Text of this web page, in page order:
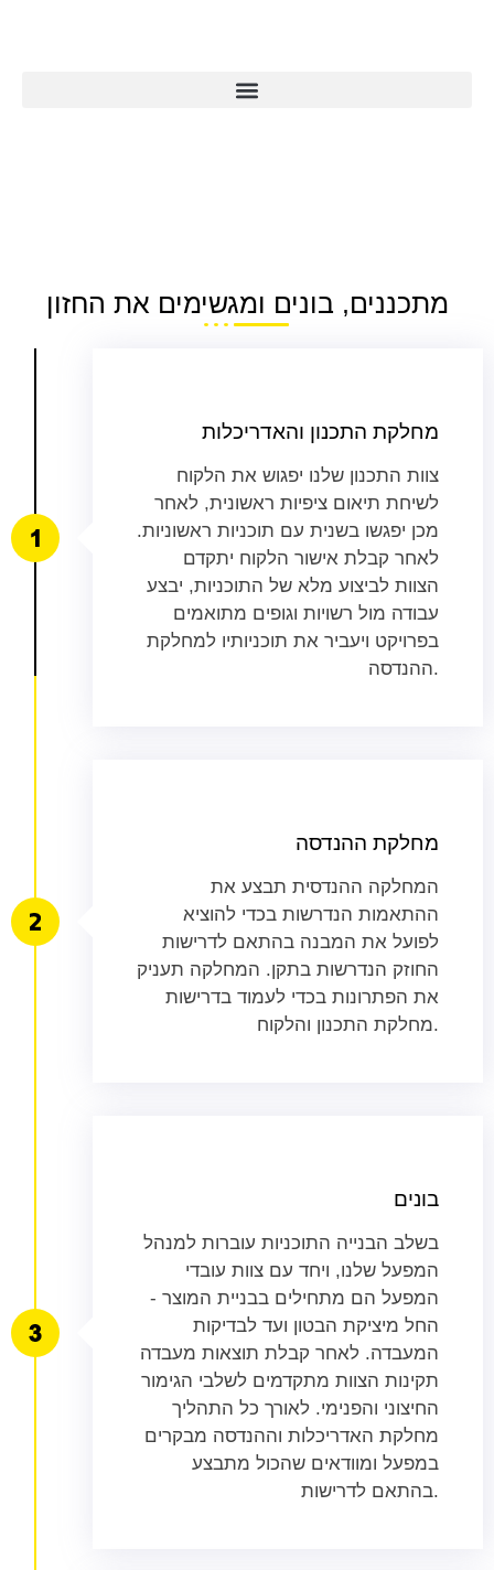
מתכננים, בונים ומגשימים את החזון
מחלקת התכנון והאדריכלות
צוות התכנון שלנו יפגוש את הלקוח
לשיחת תיאום ציפיות ראשונית, לאחר
מכן יפגשו בשנית עם תוכניות ראשוניות.
לאחר קבלת אישור הלקוח יתקדם
הצוות לביצוע מלא של התוכניות, יבצע
עבודה מול רשויות וגופים מתואמים
בפרויקט ויעביר את תוכניותיו למחלקת
ההנדסה.
מחלקת ההנדסה
המחלקה ההנדסית תבצע את
ההתאמות הנדרשות בכדי להוציא
לפועל את המבנה בהתאם לדרישות
החוזק הנדרשות בתקן. המחלקה תעניק
את הפתרונות בכדי לעמוד בדרישות
מחלקת התכנון והלקוח.
בונים
בשלב הבנייה התוכניות עוברות למנהל
המפעל שלנו, ויחד עם צוות עובדי
המפעל הם מתחילים בבניית המוצר -
החל מיציקת הבטון ועד לבדיקות
המעבדה. לאחר קבלת תוצאות מעבדה
תקינות הצוות מתקדמים לשלבי הגימור
החיצוני והפנימי. לאורך כל התהליך
מחלקת האדריכלות וההנדסה מבקרים
במפעל ומוודאים שהכול מתבצע
בהתאם לדרישות.